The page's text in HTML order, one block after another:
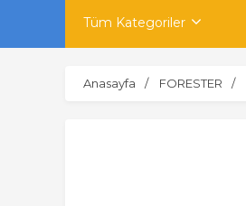
Tüm Kategoriler
Anasayfa FORESTER